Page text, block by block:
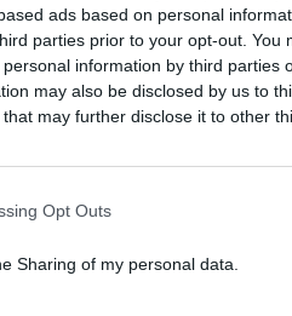
ads based on personal
parties prior to your opt-out. You
information by third parties
may also be disclosed by us to
that may further disclose it to other
Opt Outs
Sharing of my personal data.
das
fein
Anzeige